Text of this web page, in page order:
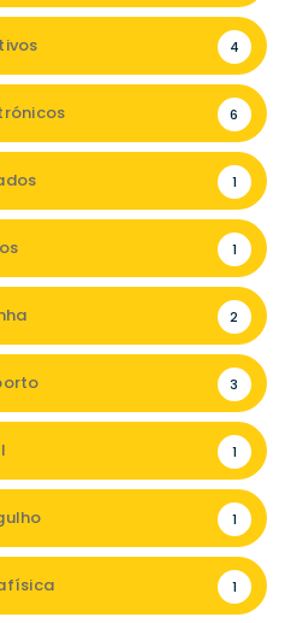
4
6
1
1
2
3
1
1
1